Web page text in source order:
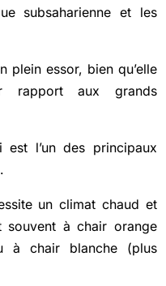
subsaharienne et les
plein essor, bien qu’elle
rapport aux grands
est l’un des principaux
un climat chaud et
souvent à chair orange
à chair blanche (plus